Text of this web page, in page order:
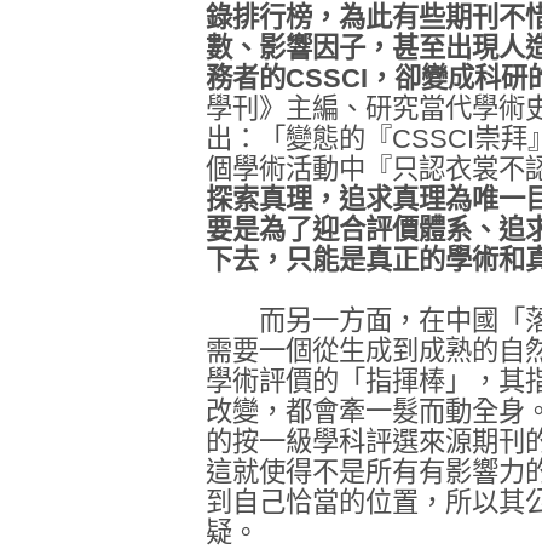
錄排行榜，為此有些期刊不
數、影響因子，甚至出現人
務者的CSSCI，卻變成科研
學刊》主編、研究當代學術
出：「變態的『CSSCI崇拜
個學術活動中『只認衣裳不
探索真理，追求真理為唯一
要是為了迎合評價體系、追
下去，只能是真正的學術和
而另一方面，在中國「
需要一個從生成到成熟的自
學術評價的「指揮棒」，其
改變，都會牽一髮而動全身
的按一級學科評選來源期刊
這就使得不是所有有影響力
到自己恰當的位置，所以其
疑。